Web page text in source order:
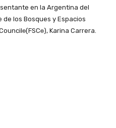
en la Argentina del
de los Bosques y Espacios
®(FSC®), Karina Carrera.